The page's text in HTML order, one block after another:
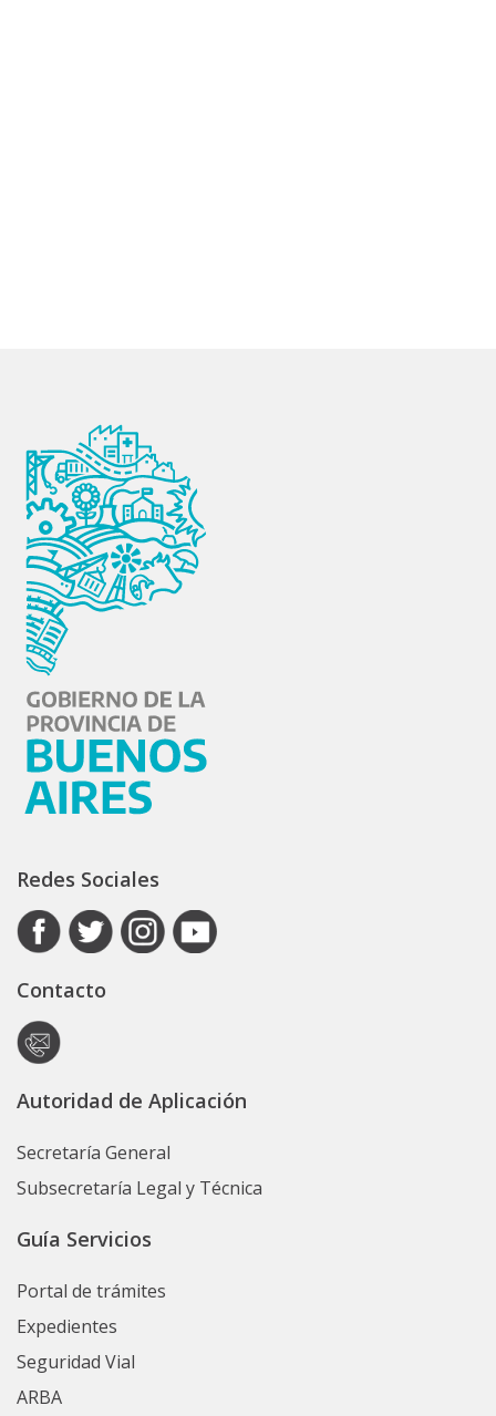
Redes Sociales
Contacto
Autoridad de Aplicación
Secretaría General
Subsecretaría Legal y Técnica
Guía Servicios
Portal de trámites
Expedientes
Seguridad Vial
ARBA